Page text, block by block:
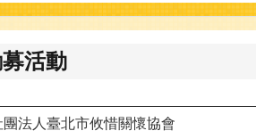
活動
法人臺北市攸惜關懷協會